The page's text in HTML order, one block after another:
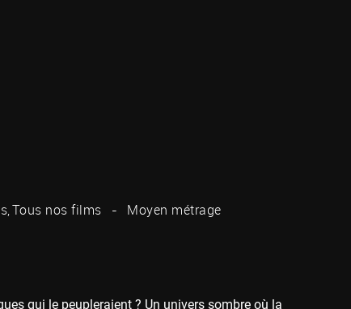
Tous nos films Moyen métrage
qui le peupleraient ? Un univers sombre où la